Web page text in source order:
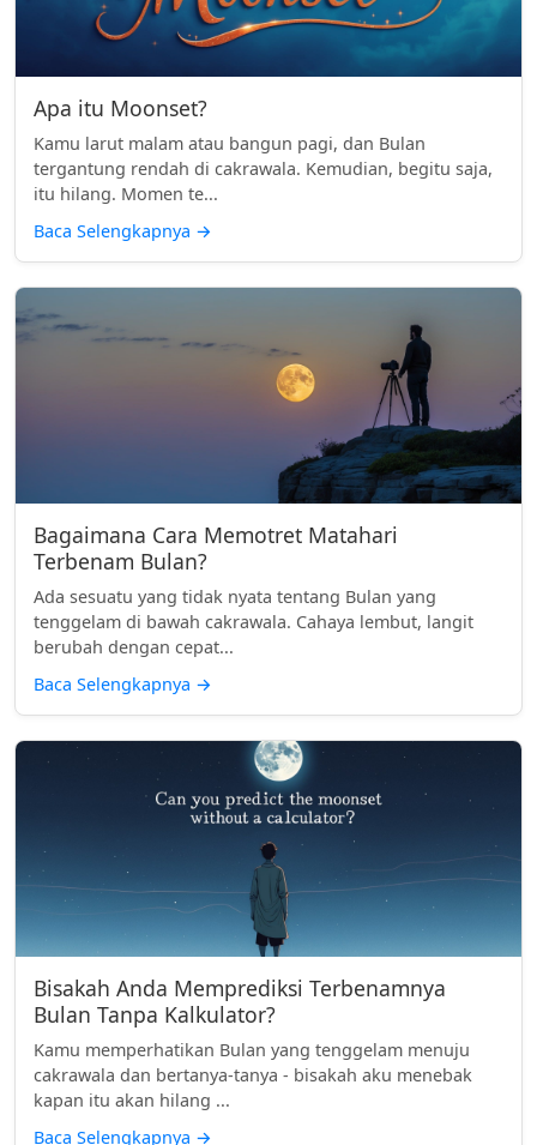
Apa itu Moonset?
Kamu larut malam atau bangun pagi, dan Bulan
tergantung rendah di cakrawala. Kemudian, begitu saja,
itu hilang. Momen te...
Baca Selengkapnya →
Bagaimana Cara Memotret Matahari
Terbenam Bulan?
Ada sesuatu yang tidak nyata tentang Bulan yang
tenggelam di bawah cakrawala. Cahaya lembut, langit
berubah dengan cepat...
Baca Selengkapnya →
Bisakah Anda Memprediksi Terbenamnya
Bulan Tanpa Kalkulator?
Kamu memperhatikan Bulan yang tenggelam menuju
cakrawala dan bertanya-tanya - bisakah aku menebak
kapan itu akan hilang ...
Baca Selengkapnya →